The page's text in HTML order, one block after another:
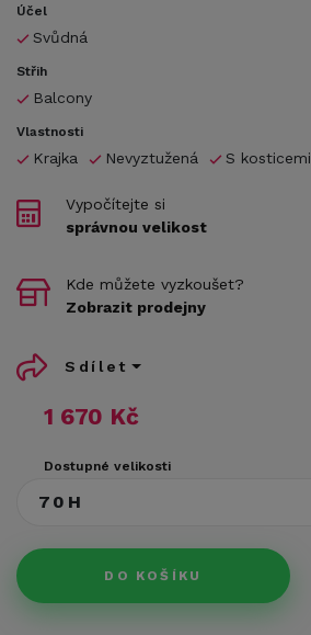
Účel
Svůdná
Střih
Balcony
Vlastnosti
Krajka Nevyztužená S kosticemi
1 670 Kč
Dostupné velikosti
70H
DO KOŠÍKU
Vypočítejte si
správnou velikost
Kde můžete vyzkoušet?
Zobrazit prodejny
Sdílet